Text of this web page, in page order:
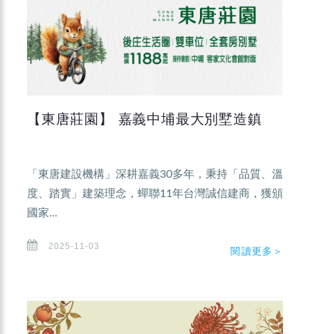
【東唐莊園】 嘉義中埔最大別墅造鎮
「東唐建設機構」深耕嘉義30多年，秉持「品質、溫
度、踏實」建築理念，蟬聯11年台灣誠信建商，獲頒
國家...
2025-11-03 閱讀更多＞